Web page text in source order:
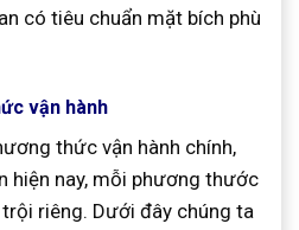
có tiêu chuẩn mặt bích phù
vận hành
thức vận hành chính,
hiện nay, mỗi phương thước
riêng. Dưới đây chúng ta